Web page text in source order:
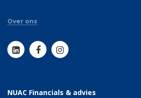
Over ons
NUAC Financials & advies